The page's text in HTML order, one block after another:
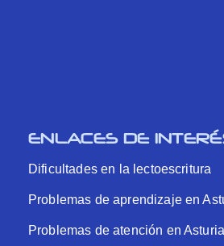
ENLACES DE
Dificultades en la lectoescritura
Problemas de aprendizaje en
Problemas de atención en